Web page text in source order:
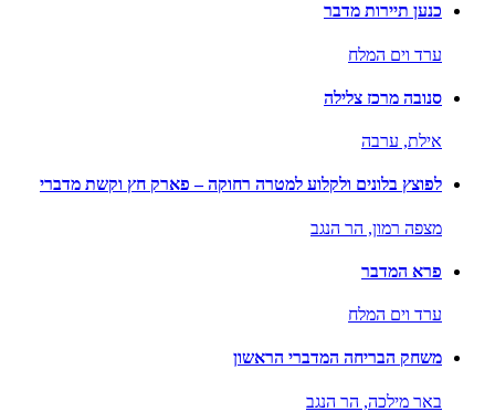
כנען תיירות מדבר
ערד וים המלח
סנובה מרכז צלילה
אילת, ערבה
לפוצץ בלונים ולקלוע למטרה רחוקה – פארק חץ וקשת מדברי
מצפה רמון, הר הנגב
פרא המדבר
ערד וים המלח
משחק הבריחה המדברי הראשון
באר מילכה, הר הנגב